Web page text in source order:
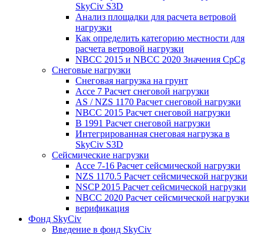
SkyCiv S3D
Анализ площадки для расчета ветровой
нагрузки
Как определить категорию местности для
расчета ветровой нагрузки
NBCC 2015 и NBCC 2020 Значения CpCg
Снеговые нагрузки
Снеговая нагрузка на грунт
Ассе 7 Расчет снеговой нагрузки
AS / NZS 1170 Расчет снеговой нагрузки
NBCC 2015 Расчет снеговой нагрузки
В 1991 Расчет снеговой нагрузки
Интегрированная снеговая нагрузка в
SkyCiv S3D
Сейсмические нагрузки
Ассе 7-16 Расчет сейсмической нагрузки
NZS 1170.5 Расчет сейсмической нагрузки
NSCP 2015 Расчет сейсмической нагрузки
NBCC 2020 Расчет сейсмической нагрузки
верификация
Фонд SkyCiv
Введение в фонд SkyCiv